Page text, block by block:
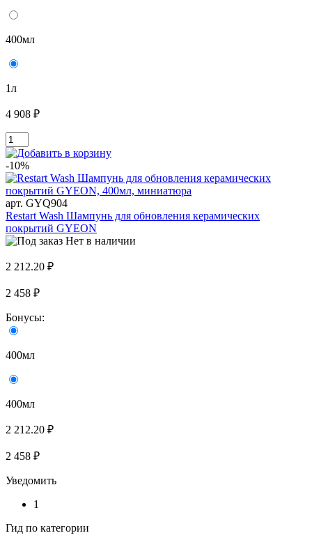
400мл
1л
4 908 ₽
-10%
арт. GYQ904
Restart Wash Шампунь для обновления керамических
покрытий GYEON
Нет в наличии
2 212.20 ₽
2 458 ₽
Бонусы:
400мл
400мл
2 212.20 ₽
2 458 ₽
Уведомить
1
Гид по категории